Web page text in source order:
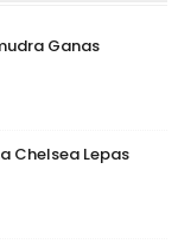
Ganas
Chelsea Lepas